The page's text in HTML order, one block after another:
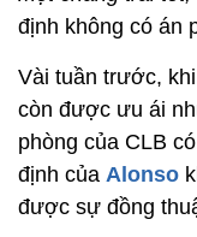
định không có án
Vài tuần trước,
còn được ưu ái
phòng của CLB
định của Alonso
được sự đồng